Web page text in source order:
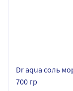
Dr aqua соль
700 гр